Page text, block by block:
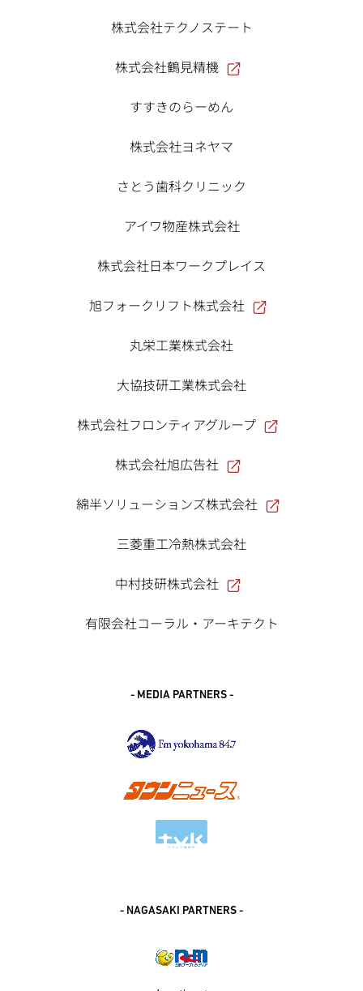
株式会社テクノステート
株式会社鶴見精機
すすきのらーめん
株式会社ヨネヤマ
さとう歯科クリニック
アイワ物産株式会社
株式会社日本ワークプレイス
旭フォークリフト株式会社
丸栄工業株式会社
大協技研工業株式会社
株式会社フロンティアグループ
株式会社旭広告社
綿半ソリューションズ株式会社
三菱重工冷熱株式会社
中村技研株式会社
有限会社コーラル・アーキテクト
- MEDIA PARTNERS -
- NAGASAKI PARTNERS -